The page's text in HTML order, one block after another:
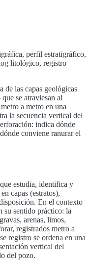
perfil estratigráfico,
litológico, registro
de las capas geológicas
se atraviesan al
a metro en una
la secuencia vertical del
indica dónde
conviene ranurar el
estudia, identifica y
capas (estratos),
En el contexto
su sentido práctico: la
arenas, limos,
registrados metro a
registro se ordena en una
vertical del
del pozo.